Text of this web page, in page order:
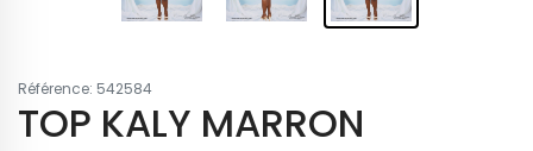
Référence: 542584
TOP KALY MARRON